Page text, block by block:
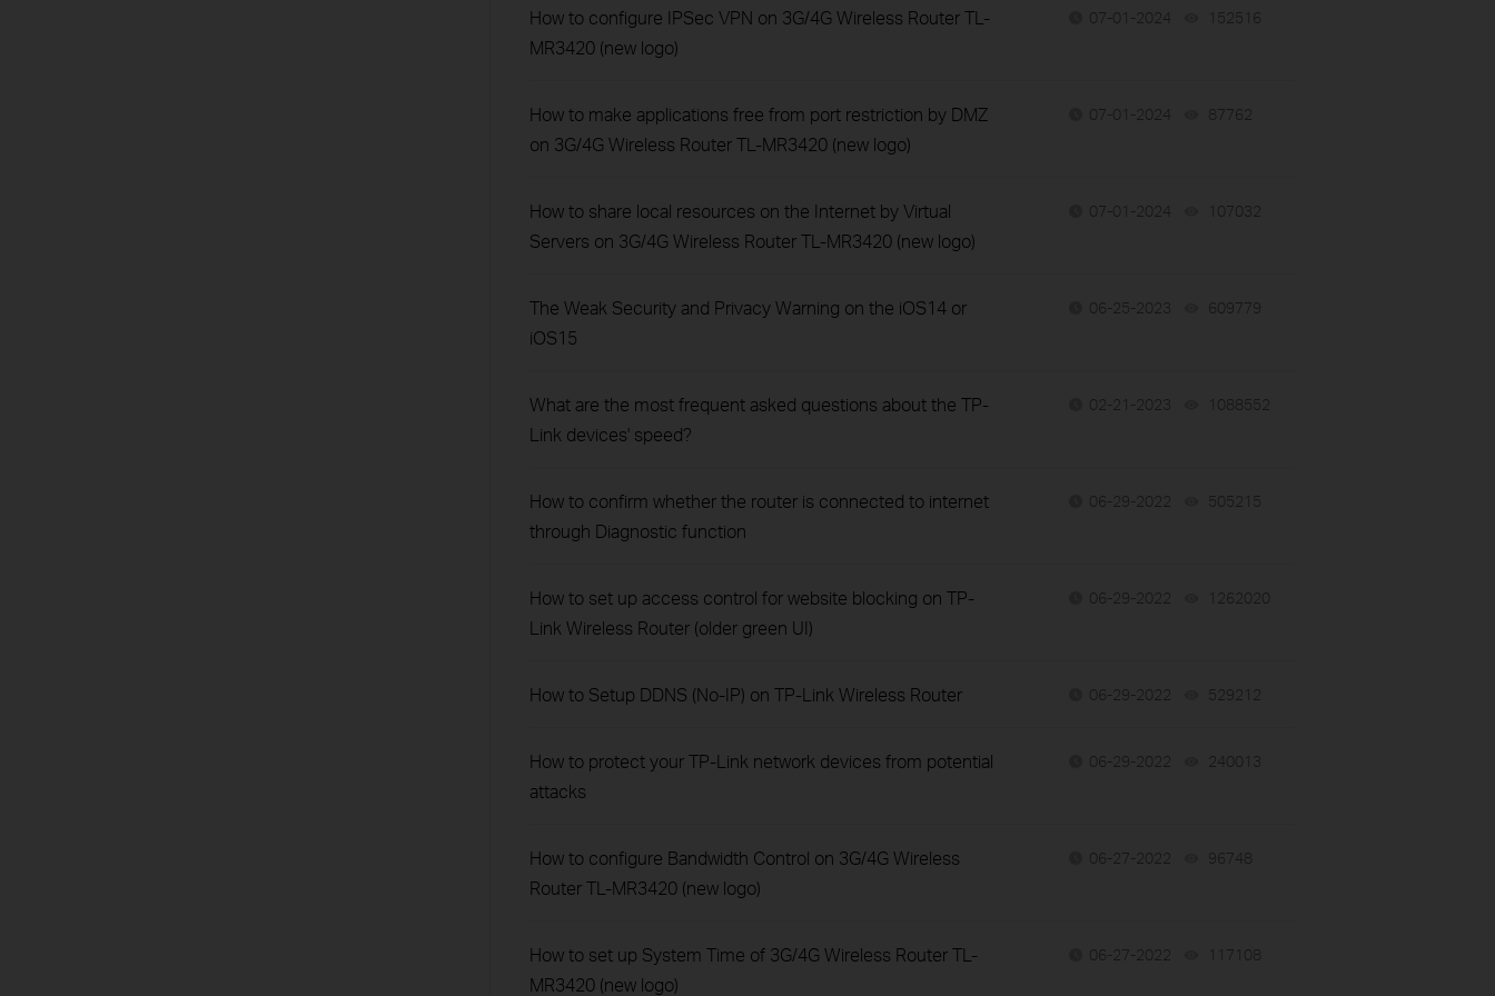
How to configure IPSec VPN on 3G/4G Wireless Router TL-
MR3420 (new logo)
07-01-2024 152516
How to make applications free from port restriction by DMZ
on 3G/4G Wireless Router TL-MR3420 (new logo)
07-01-2024 87762
How to share local resources on the Internet by Virtual
Servers on 3G/4G Wireless Router TL-MR3420 (new logo)
07-01-2024 107032
The Weak Security and Privacy Warning on the iOS14 or
iOS15
06-25-2023 609779
What are the most frequent asked questions about the TP-
Link devices' speed?
02-21-2023 1088552
How to confirm whether the router is connected to internet
through Diagnostic function
06-29-2022 505215
How to set up access control for website blocking on TP-
Link Wireless Router (older green UI)
06-29-2022 1262020
How to Setup DDNS (No-IP) on TP-Link Wireless Router 06-29-2022 529212
How to protect your TP-Link network devices from potential
attacks
06-29-2022 240013
How to configure Bandwidth Control on 3G/4G Wireless
Router TL-MR3420 (new logo)
06-27-2022 96748
How to set up System Time of 3G/4G Wireless Router TL-
MR3420 (new logo)
06-27-2022 117108